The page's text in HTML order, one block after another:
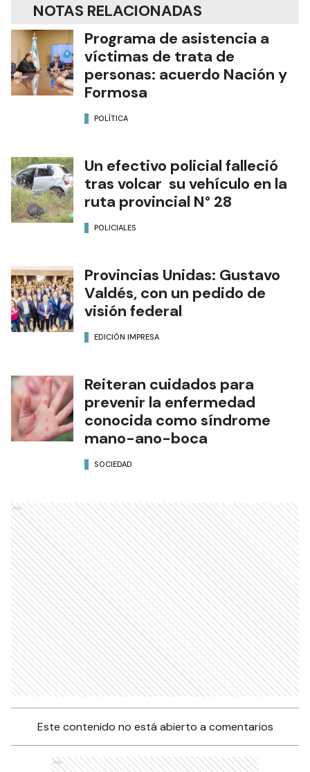
NOTAS RELACIONADAS
Programa de asistencia a
víctimas de trata de
personas: acuerdo Nación y
Formosa
POLÍTICA
Un efectivo policial falleció
tras volcar su vehículo en la
ruta provincial N° 28
POLICIALES
Provincias Unidas: Gustavo
Valdés, con un pedido de
visión federal
EDICIÓN IMPRESA
Reiteran cuidados para
prevenir la enfermedad
conocida como síndrome
mano-ano-boca
SOCIEDAD
Ads
Este contenido no está abierto a comentarios
Ads